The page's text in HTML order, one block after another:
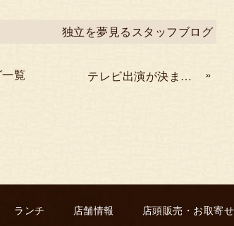
独立を夢見るスタッフブログ
覧 テレビ出演が決まりました！ »
ランチ 店舗情報 店頭販売・お取寄せ